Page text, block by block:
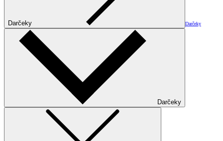
Darčeky Darčeky
Darčeky